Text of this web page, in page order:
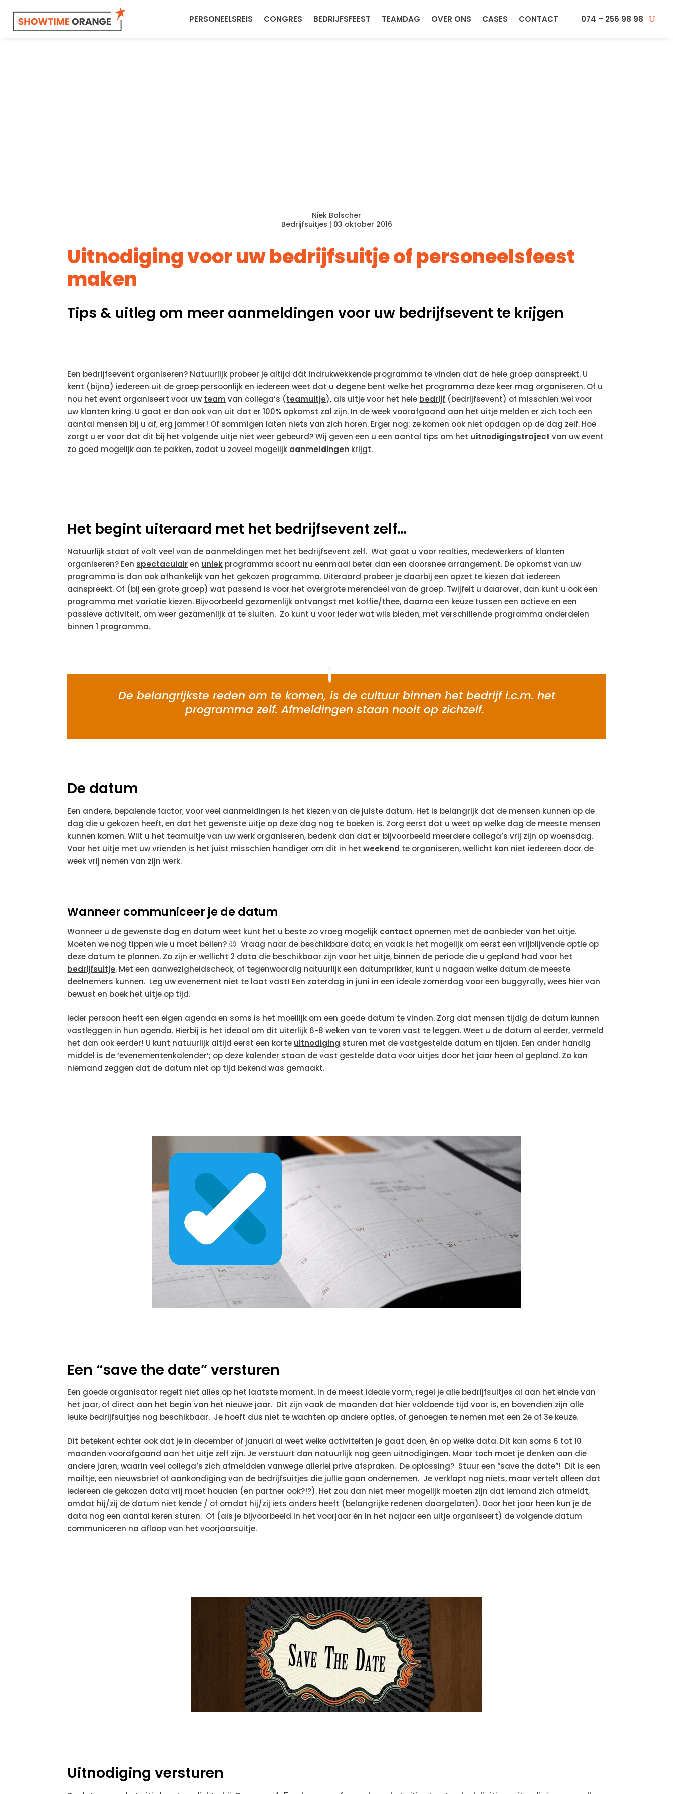
PERSONEELSREIS CONGRES BEDRIJFSFEEST TEAMDAG OVER ONS CASES CONTACT 074 – 256 98 98
Niek Bolscher
Bedrijfsuitjes | 03 oktober 2016
Uitnodiging voor uw bedrijfsuitje of personeelsfeest
maken
Tips & uitleg om meer aanmeldingen voor uw bedrijfsevent te krijgen
Een bedrijfsevent organiseren? Natuurlijk probeer je altijd dát indrukwekkende programma te vinden dat de hele groep aanspreekt. U
kent (bijna) iedereen uit de groep persoonlijk en iedereen weet dat u degene bent welke het programma deze keer mag organiseren. Of u
nou het event organiseert voor uw team van collega’s (teamuitje), als uitje voor het hele bedrijf (bedrijfsevent) of misschien wel voor
uw klanten kring. U gaat er dan ook van uit dat er 100% opkomst zal zijn. In de week voorafgaand aan het uitje melden er zich toch een
aantal mensen bij u af, erg jammer! Of sommigen laten niets van zich horen. Erger nog: ze komen ook niet opdagen op de dag zelf. Hoe
zorgt u er voor dat dit bij het volgende uitje niet weer gebeurd? Wij geven een u een aantal tips om het uitnodigingstraject van uw event
zo goed mogelijk aan te pakken, zodat u zoveel mogelijk aanmeldingen krijgt.
Het begint uiteraard met het bedrijfsevent zelf…
Natuurlijk staat of valt veel van de aanmeldingen met het bedrijfsevent zelf. Wat gaat u voor realties, medewerkers of klanten
organiseren? Een spectaculairen uniek programma scoort nu eenmaal beter dan een doorsnee arrangement. De opkomst van uw
programma is dan ook afhankelijk van het gekozen programma. Uiteraard probeer je daarbij een opzet te kiezen dat iedereen
aanspreekt. Of (bij een grote groep) wat passend is voor het overgrote merendeel van de groep. Twijfelt u daarover, dan kunt u ook een
programma met variatie kiezen. Bijvoorbeeld gezamenlijk ontvangst met koffie/thee, daarna een keuze tussen een actieve en een
passieve activiteit, om weer gezamenlijk af te sluiten. Zo kunt u voor ieder wat wils bieden, met verschillende programma onderdelen
binnen 1 programma.
De belangrijkste reden om te komen, is de cultuur binnen het bedrijf i.c.m. het
programma zelf. Afmeldingen staan nooit op zichzelf.
De datum
Een andere, bepalende factor, voor veel aanmeldingen is het kiezen van de juiste datum. Het is belangrijk dat de mensen kunnen op de
dag die u gekozen heeft, en dat het gewenste uitje op deze dag nog te boeken is. Zorg eerst dat u weet op welke dag de meeste mensen
kunnen komen. Wilt u het teamuitje van uw werk organiseren, bedenk dan dat er bijvoorbeeld meerdere collega’s vrij zijn op woensdag.
Voor het uitje met uw vrienden is het juist misschien handiger om dit in hetweekend te organiseren, wellicht kan niet iedereen door de
week vrij nemen van zijn werk.
Wanneer communiceer je de datum
Wanneer u de gewenste dag en datum weet kunt het u beste zo vroeg mogelijk contact opnemen met de aanbieder van het uitje.
Moeten we nog tippen wie u moet bellen? 😉 Vraag naar de beschikbare data, en vaak is het mogelijk om eerst een vrijblijvende optie op
deze datum te plannen. Zo zijn er wellicht 2 data die beschikbaar zijn voor het uitje, binnen de periode die u gepland had voor het
bedrijfsuitje. Met een aanwezigheidscheck, of tegenwoordig natuurlijk een datumprikker, kunt u nagaan welke datum de meeste
deelnemers kunnen. Leg uw evenement niet te laat vast! Een zaterdag in juni in een ideale zomerdag voor een buggyrally, wees hier van
bewust en boek het uitje op tijd.
Ieder persoon heeft een eigen agenda en soms is het moeilijk om een goede datum te vinden. Zorg dat mensen tijdig de datum kunnen
vastleggen in hun agenda. Hierbij is het ideaal om dit uiterlijk 6-8 weken van te voren vast te leggen. Weet u de datum al eerder, vermeld
het dan ook eerder! U kunt natuurlijk altijd eerst een korte uitnodiging sturen met de vastgestelde datum en tijden. Een ander handig
middel is de ‘evenementenkalender’; op deze kalender staan de vast gestelde data voor uitjes door het jaar heen al gepland. Zo kan
niemand zeggen dat de datum niet op tijd bekend was gemaakt.
Een “save the date” versturen
Een goede organisator regelt niet alles op het laatste moment. In de meest ideale vorm, regel je alle bedrijfsuitjes al aan het einde van
het jaar, of direct aan het begin van het nieuwe jaar. Dit zijn vaak de maanden dat hier voldoende tijd voor is, en bovendien zijn alle
leuke bedrijfsuitjes nog beschikbaar. Je hoeft dus niet te wachten op andere opties, of genoegen te nemen met een 2e of 3e keuze.
Dit betekent echter ook dat je in december of januari al weet welke activiteiten je gaat doen, én op welke data. Dit kan soms 6 tot 10
maanden voorafgaand aan het uitje zelf zijn. Je verstuurt dan natuurlijk nog geen uitnodigingen. Maar toch moet je denken aan die
andere jaren, waarin veel collega’s zich afmeldden vanwege allerlei prive afspraken. De oplossing? Stuur een “save the date”! Dit is een
mailtje, een nieuwsbrief of aankondiging van de bedrijfsuitjes die jullie gaan ondernemen. Je verklapt nog niets, maar vertelt alleen dat
iedereen de gekozen data vrij moet houden (en partner ook?!?). Het zou dan niet meer mogelijk moeten zijn dat iemand zich afmeldt,
omdat hij/zij de datum niet kende / of omdat hij/zij iets anders heeft (belangrijke redenen daargelaten). Door het jaar heen kun je de
data nog een aantal keren sturen. Of (als je bijvoorbeeld in het voorjaar én in het najaar een uitje organiseert) de volgende datum
communiceren na afloop van het voorjaarsuitje.
Uitnodiging versturen